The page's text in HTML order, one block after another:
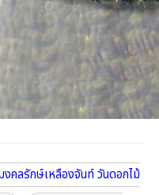
งคลรักษ์เหลืองจันท์ วันดอกไม้